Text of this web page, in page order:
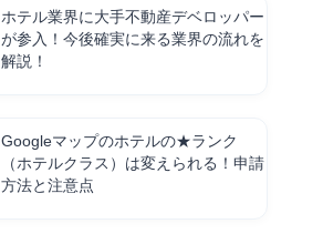
ホテル業界に大手不動産デベロッパー
が参入！今後確実に来る業界の流れを
解説！
Googleマップのホテルの★ランク
（ホテルクラス）は変えられる！申請
方法と注意点